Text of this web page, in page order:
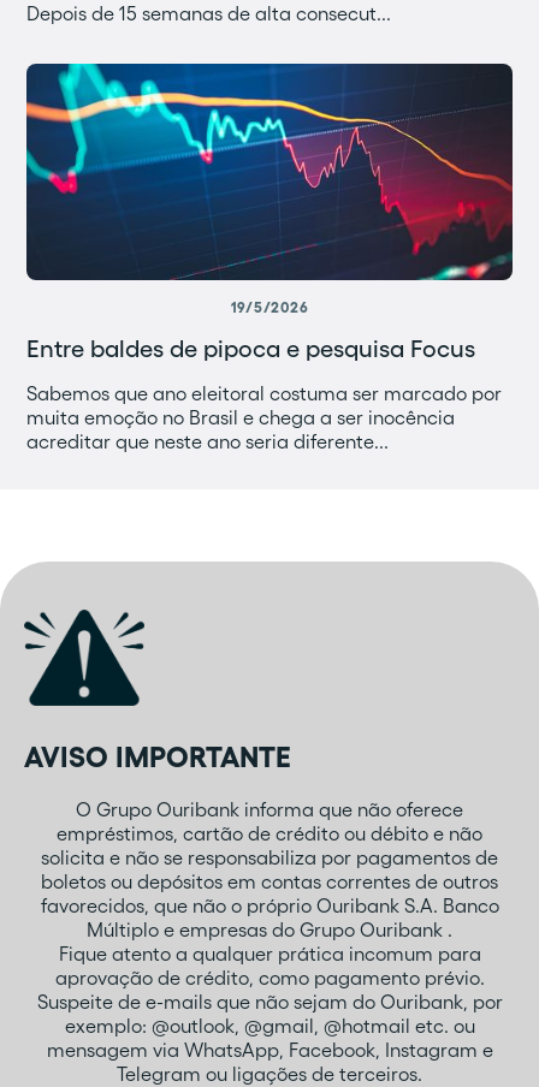
Depois de 15 semanas de alta consecut...
19/5/2026
Entre baldes de pipoca e pesquisa Focus
Sabemos que ano eleitoral costuma ser marcado por
muita emoção no Brasil e chega a ser inocência
acreditar que neste ano seria diferente...
AVISO IMPORTANTE
O Grupo Ouribank informa que não oferece
empréstimos, cartão de crédito ou débito e não
solicita e não se responsabiliza por pagamentos de
boletos ou depósitos em contas correntes de outros
favorecidos, que não o próprio Ouribank S.A. Banco
Múltiplo e empresas do Grupo Ouribank .
Fique atento a qualquer prática incomum para
aprovação de crédito, como pagamento prévio.
Suspeite de e-mails que não sejam do Ouribank, por
exemplo: @outlook, @gmail, @hotmail etc. ou
mensagem via WhatsApp, Facebook, Instagram e
Telegram ou ligações de terceiros.